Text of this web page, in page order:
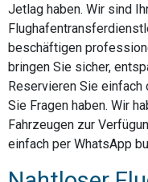
Jetlag haben. Wir sind
beschäftigen
bringen Sie sicher,
Reservieren Sie einfach
Sie Fragen haben. Wir
Fahrzeugen zur
einfach per WhatsApp